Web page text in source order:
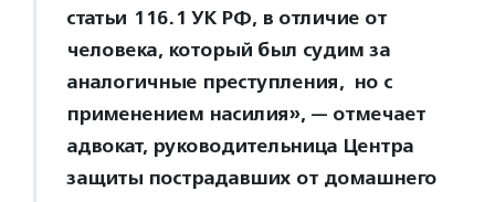
статьи 116.1 УК РФ, в отличие от
человека, который был судим за
аналогичные преступления, но с
применением насилия», — отмечает
адвокат, руководительница Центра
защиты пострадавших от домашнего